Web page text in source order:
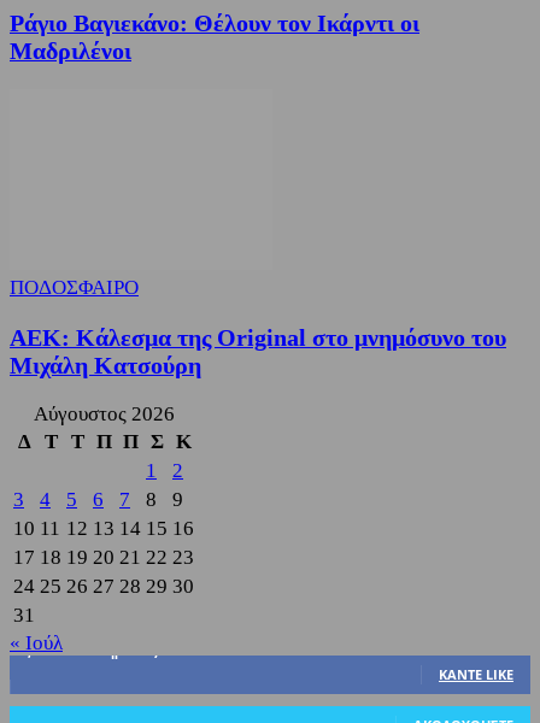
Ράγιο Βαγιεκάνο: Θέλουν τον Ικάρντι οι
Μαδριλένοι
ΠΟΔΟΣΦΑΙΡΟ
ΑΕΚ: Κάλεσμα της Original στο μνημόσυνο του
Μιχάλη Κατσούρη
Αύγουστος 2026
Δ
Τ Τ Π Π Σ Κ
1
2
3
4 5 6 7 8
9
10 11 12 13 14 15 16
17 18 19 20 21 22 23
24 25 26 27 28 29 30
31
« Ιούλ
3,822
ΚΆΝΤΕ LIKE